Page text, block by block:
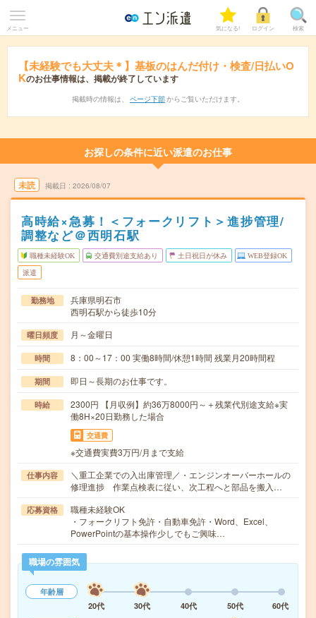
メニュー 気になる! ログイン 検索
【未経験でも大丈夫＊】基板のはんだ付け・検査/日払いO
Kのお仕事情報は、掲載が終了しています
掲載時の情報は、 ページ下部 からご覧いただけます。
お探しの条件に近い派遣のお仕事
未読 掲載日 2026/08/07
高時給×急募！＜フォークリフト＞進捗管理/
調整など＠西明石駅
職種未経験OK 交通費別途支給あり 土日祝日が休み WEB登録OK
派遣
勤務地
兵庫県明石市
西明石駅から徒歩10分
曜日頻度 月～金曜日
時間 8：00～17：00 実働8時間/休憩1時間 残業月20時間程
期間 即日～長期のお仕事です。
時給
2300円 【月収例】約36万8000円～＋残業代別途支給※実
働8H×20日勤務した場合
交通費
※交通費実費3万円/月まで支給
仕事内容
＼重工企業での入出庫管理／・エンジンオーバーホールの
修理進捗 作業点検表に従い、次工程へと部品を搬入…
応募資格
職種未経験OK
・フォークリフト免許・自動車免許・Word、Excel、
PowerPointの基本操作少しでもご興味…
職場の雰囲気
年齢層
20代
30代 40代 50代
60代